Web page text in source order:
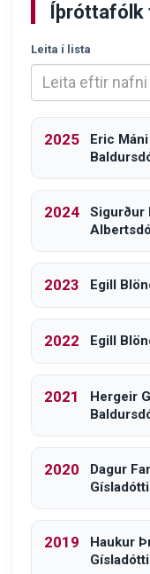
Íþróttafólk
Leita í lista
2025
Eric
2024
Sigurður
2023 Egill
2022 Egill
2021
Hergeir
2020
Dagur
2019
Haukur